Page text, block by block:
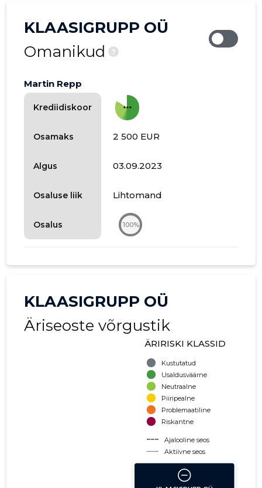
KLAASIGRUPP OÜ
Omanikud
?
Krediidiskoor
Osamaks
Algus
Osaluse liik
Osalus
Martin Repp
more_horiz
2 500 EUR
03.09.2023
Lihtomand
100%
KLAASIGRUPP OÜ
Äriseoste võrgustik
ÄRIRISKI KLASSID
Kustutatud
Usaldusväärne
Neutraalne
Piiripealne
Problemaatiline
Riskantne
Ajalooline seos
Aktiivne seos
käibe suurus
võla suurus